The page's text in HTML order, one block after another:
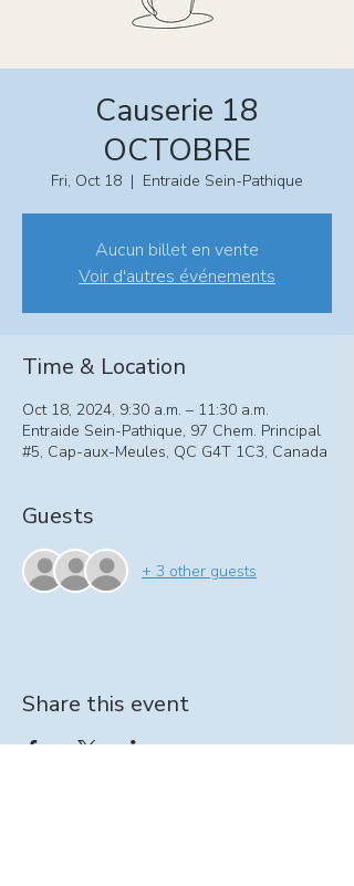
Causerie 18
OCTOBRE
Fri, Oct 18
  |
Entraide Sein-Pathique
Aucun billet en vente
Voir d'autres événements
Time & Location
Oct 18, 2024, 9:30 a.m. – 11:30 a.m.
Entraide Sein-Pathique, 97 Chem. Principal
#5, Cap-aux-Meules, QC G4T 1C3, Canada
Guests
+ 3 other guests
Share this event